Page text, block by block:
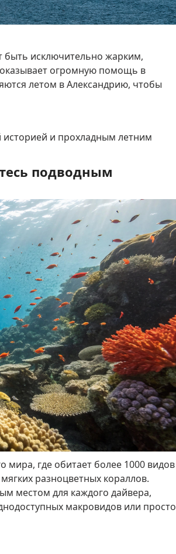
быть исключительно жарким,
огромную помощь в
летом в Александрию, чтобы
историей и прохладным летним
подводным
мира, где обитает более 1000 видов
разноцветных кораллов.
местом для каждого дайвера,
макровидов или просто